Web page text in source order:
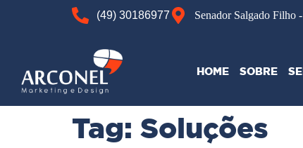
(49) 30186977 Senador Salgado Filho
HOME SOBRE
Tag: Soluções